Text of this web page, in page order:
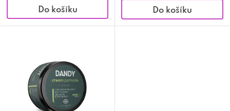
k
Do košíku Do košíku